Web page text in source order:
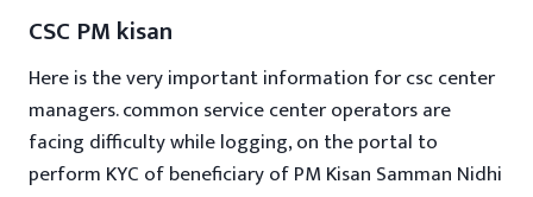
CSC PM kisan
Here is the very important information for csc center
managers. common service center operators are
facing difficulty while logging, on the portal to
perform KYC of beneficiary of PM Kisan Samman Nidhi